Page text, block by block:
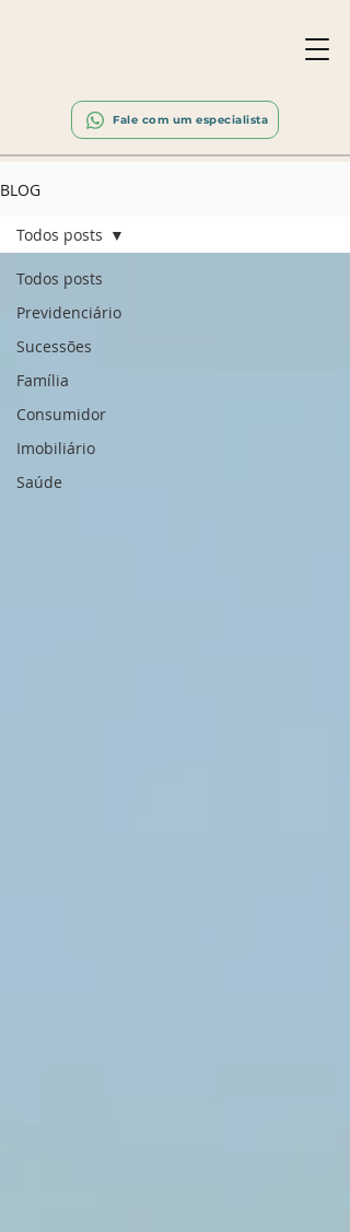
Fale com um especialista
BLOG
Todos posts
Previdenciário
Sucessões
Família
Consumidor
Imobiliário
Saúde
Todos posts